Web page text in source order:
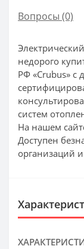
Вопросы (0)
недорого
РФ «Crubus» с
систем
На нашем
Доступен
организаций